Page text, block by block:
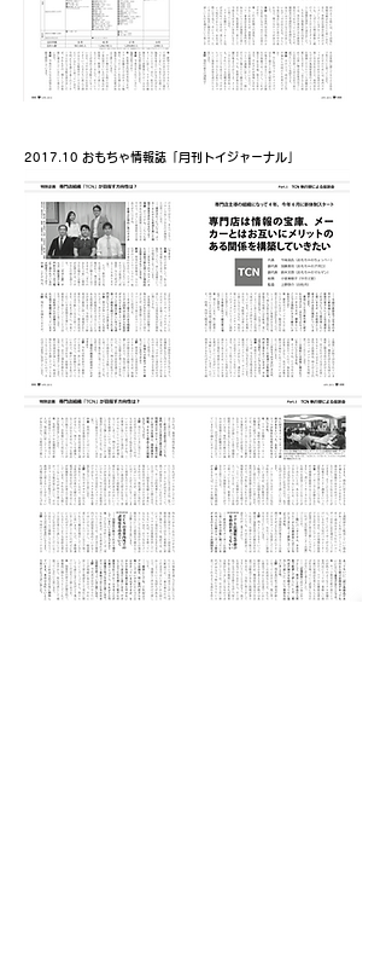
2017.10 おもちゃ情報誌「月刊トイジャーナル」